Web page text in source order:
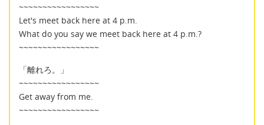
~~~~~~~~~~~~~~~~~
Let's meet back here at 4 p.m.
What do you say we meet back here at 4 p.m.?
~~~~~~~~~~~~~~~~~
「離れろ。」
~~~~~~~~~~~~~~~~~
Get away from me.
~~~~~~~~~~~~~~~~~